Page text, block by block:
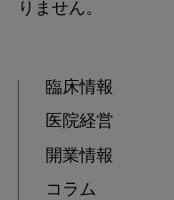
りません。
臨床情報
医院経営
開業情報
コラム